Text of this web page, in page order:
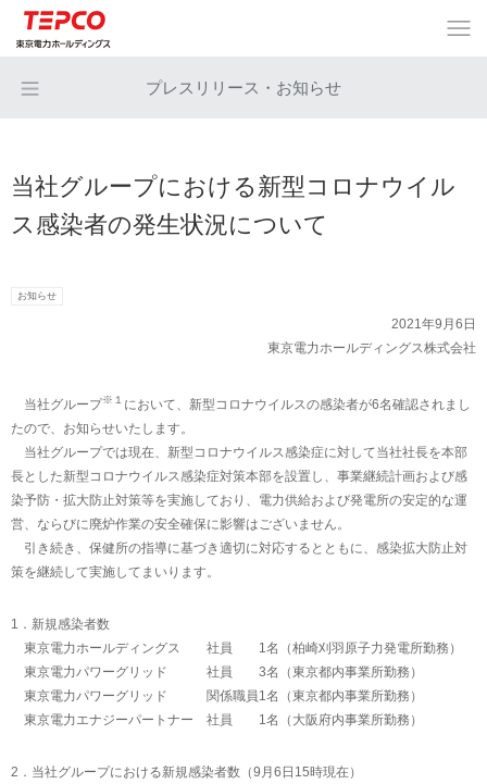
プレスリリース・お知らせ
当社グループにおける新型コロナウイル
ス感染者の発生状況について
お知らせ
2021年9月6日
東京電力ホールディングス株式会社
当社グループ※１ において、新型コロナウイルスの感染者が6名確認されまし
たので、お知らせいたします。
当社グループでは現在、新型コロナウイルス感染症に対して当社社長を本部
長とした新型コロナウイルス感染症対策本部を設置し、事業継続計画および感
染予防・拡大防止対策等を実施しており、電力供給および発電所の安定的な運
営、ならびに廃炉作業の安全確保に影響はございません。
引き続き、保健所の指導に基づき適切に対応するとともに、感染拡大防止対
策を継続して実施してまいります。
1．新規感染者数
東京電力ホールディングス 社員 1名（柏崎刈羽原子力発電所勤務）
東京電力パワーグリッド 社員 3名（東京都内事業所勤務）
東京電力パワーグリッド 関係職員1名（東京都内事業所勤務）
東京電力エナジーパートナー 社員 1名（大阪府内事業所勤務）
2．当社グループにおける新規感染者数（9月6日15時現在）